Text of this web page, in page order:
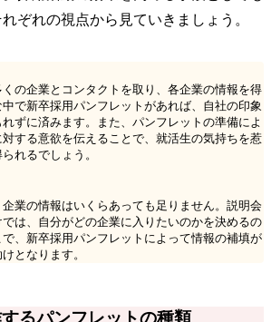
ぞれの視点から見ていきましょう。
の企業とコンタクトを取り、各企業の情報を得
中で新卒採用パンフレットがあれば、自社の印象
ずに済みます。また、パンフレットの準備によ
する意欲を伝えることで、就活生の気持ちを惹
れるでしょう。
業の情報はいくらあっても足りません。説明会
は、自分がどの企業に入りたいのかを決めるの
、新卒採用パンフレットによって情報の補填が
となります。
るパンフレットの種類